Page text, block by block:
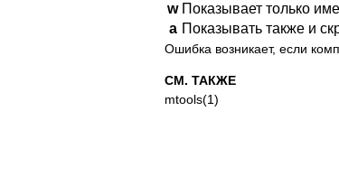
w Показывает только
a Показывать также и
Ошибка возникает, если
СМ. ТАКЖЕ
mtools(1)